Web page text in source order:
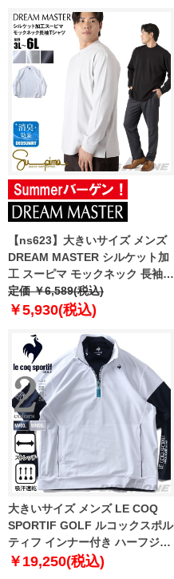
【ns623】大きいサイズ メンズ
DREAM MASTER シルケット加
工 スーピマ モックネック 長袖 T
シャツ 毛焼き加工 dm-t250408
【t2502】
定価 ￥6,589(税込)
￥5,930(税込)
大きいサイズ メンズ LE COQ
SPORTIF GOLF ルコックスポル
ティフ インナー付き ハーフジッ
プ 半袖 シャツ ゴルフウェア ス
￥19,250(税込)